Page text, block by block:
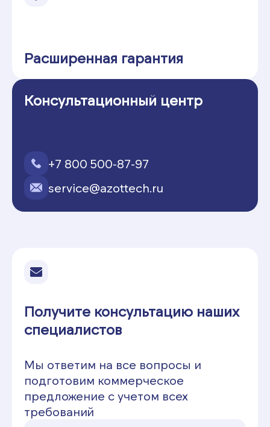
Расширенная гарантия
Консультационный центр
+7 800 500-87-97
service@azottech.ru
Получите консультацию наших
специалистов
Мы ответим на все вопросы и
подготовим коммерческое
предложение с учетом всех
требований